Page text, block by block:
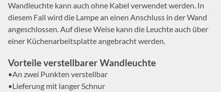
Wandleuchte kann auch ohne Kabel verwendet werden. In
diesem Fall wird die Lampe an einen Anschluss in der Wand
angeschlossen. Auf diese Weise kann die Leuchte auch über
einer Küchenarbeitsplatte angebracht werden.
Vorteile verstellbarer Wandleuchte
•An zwei Punkten verstellbar
•Lieferung mit langer Schnur